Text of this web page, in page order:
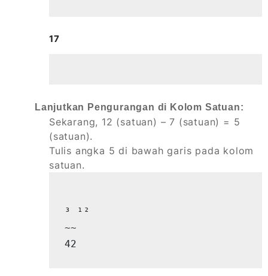
17
Lanjutkan Pengurangan di Kolom Satuan:
Sekarang, 12 (satuan) – 7 (satuan) = 5
(satuan).
Tulis angka 5 di bawah garis pada kolom
satuan.
³ ¹²
~~
42